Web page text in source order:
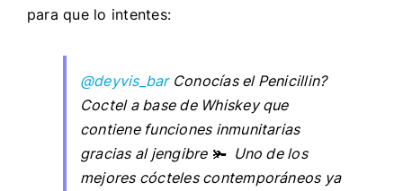
para que lo intentes:
@deyvis_barConocías el Penicillin?
Coctel a base de Whiskey que
contiene funciones inmunitarias
gracias al jengibre 🫚 Uno de los
mejores cócteles contemporáneos ya